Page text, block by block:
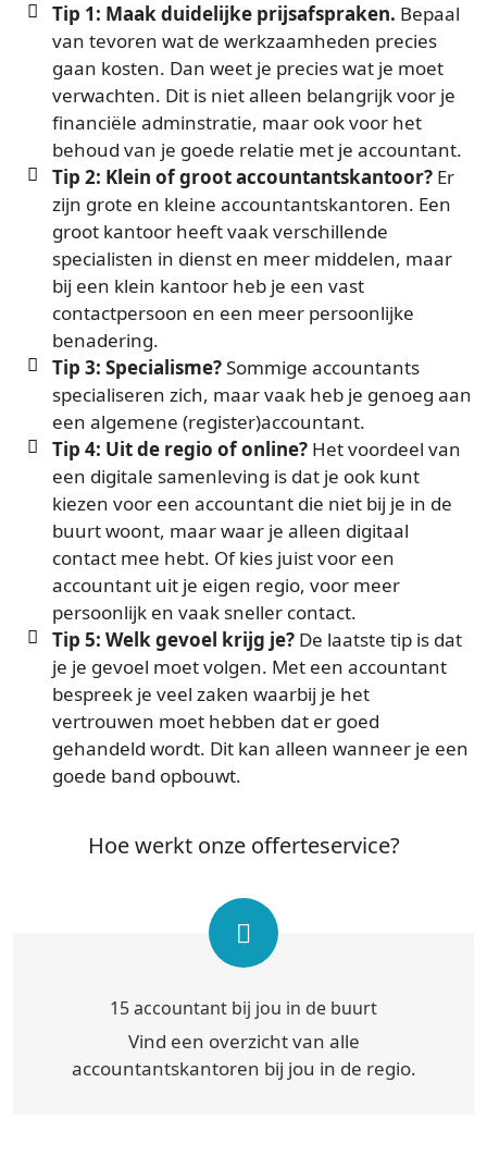
Tip 1: Maak duidelijke prijsafspraken. Bepaal
van tevoren wat de werkzaamheden precies
gaan kosten. Dan weet je precies wat je moet
verwachten. Dit is niet alleen belangrijk voor je
financiële adminstratie, maar ook voor het
behoud van je goede relatie met je accountant.
Tip 2: Klein of groot accountantskantoor? Er
zijn grote en kleine accountantskantoren. Een
groot kantoor heeft vaak verschillende
specialisten in dienst en meer middelen, maar
bij een klein kantoor heb je een vast
contactpersoon en een meer persoonlijke
benadering.
Tip 3: Specialisme?Sommige accountants
specialiseren zich, maar vaak heb je genoeg aan
een algemene (register)accountant.
Tip 4: Uit de regio of online? Het voordeel van
een digitale samenleving is dat je ook kunt
kiezen voor een accountant die niet bij je in de
buurt woont, maar waar je alleen digitaal
contact mee hebt. Of kies juist voor een
accountant uit je eigen regio, voor meer
persoonlijk en vaak sneller contact.
Tip 5: Welk gevoel krijg je? De laatste tip is dat
je je gevoel moet volgen. Met een accountant
bespreek je veel zaken waarbij je het
vertrouwen moet hebben dat er goed
gehandeld wordt. Dit kan alleen wanneer je een
goede band opbouwt.
Hoe werkt onze offerteservice?
15 accountant bij jou in de buurt
Vind een overzicht van alle
accountantskantoren bij jou in de regio.